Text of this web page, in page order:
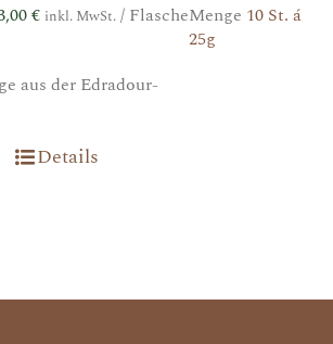
€ inkl. MwSt. / FlascheMenge 10 St. á
25g
aus der Edradour-
Details